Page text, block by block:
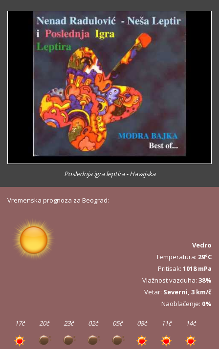
Poslednja igra leptira - Havajska
Vremenska prognoza za Beograd:
Vedro
Temperatura: 29°C
Pritisak: 1018 mPa
Vlažnost vazduha: 38%
Vetar: Severni, 3 km/č
Naoblačenje: 0%
17č 20č 23č 02č 05č 08č 11č 14č